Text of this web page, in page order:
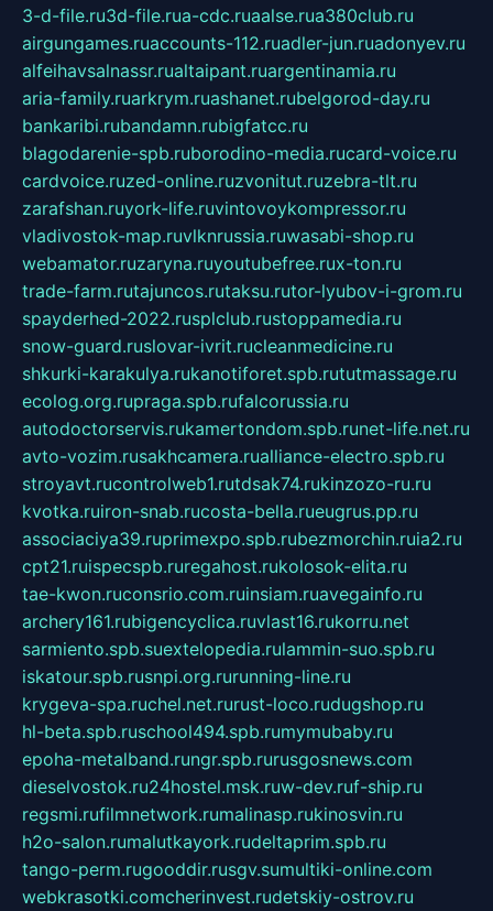
3-d-file.ru3d-file.rua-cdc.ruaalse.rua380club.ru
airgungames.ruaccounts-112.ruadler-jun.ruadonyev.ru
alfeihavsalnassr.rualtaipant.ruargentinamia.ru
aria-family.ruarkrym.ruashanet.rubelgorod-day.ru
bankaribi.rubandamn.rubigfatcc.ru
blagodarenie-spb.ruborodino-media.rucard-voice.ru
cardvoice.ruzed-online.ruzvonitut.ruzebra-tlt.ru
zarafshan.ruyork-life.ruvintovoykompressor.ru
vladivostok-map.ruvlknrussia.ruwasabi-shop.ru
webamator.ruzaryna.ruyoutubefree.rux-ton.ru
trade-farm.rutajuncos.rutaksu.rutor-lyubov-i-grom.ru
spayderhed-2022.rusplclub.rustoppamedia.ru
snow-guard.ruslovar-ivrit.rucleanmedicine.ru
shkurki-karakulya.rukanotiforet.spb.rututmassage.ru
ecolog.org.rupraga.spb.rufalcorussia.ru
autodoctorservis.rukamertondom.spb.runet-life.net.ru
avto-vozim.rusakhcamera.rualliance-electro.spb.ru
stroyavt.rucontrolweb1.rutdsak74.rukinzozo-ru.ru
kvotka.ruiron-snab.rucosta-bella.rueugrus.pp.ru
associaciya39.ruprimexpo.spb.rubezmorchin.ruia2.ru
cpt21.ruispecspb.ruregahost.rukolosok-elita.ru
tae-kwon.ruconsrio.com.ruinsiam.ruavegainfo.ru
archery161.rubigencyclica.ruvlast16.rukorru.net
sarmiento.spb.suextelopedia.rulammin-suo.spb.ru
iskatour.spb.rusnpi.org.rurunning-line.ru
krygeva-spa.ruchel.net.rurust-loco.rudugshop.ru
hl-beta.spb.ruschool494.spb.rumymubaby.ru
epoha-metalband.rungr.spb.rurusgosnews.com
dieselvostok.ru24hostel.msk.ruw-dev.ruf-ship.ru
regsmi.rufilmnetwork.rumalinasp.rukinosvin.ru
h2o-salon.rumalutkayork.rudeltaprim.spb.ru
tango-perm.rugooddir.rusgv.sumultiki-online.com
webkrasotki.comcherinvest.rudetskiy-ostrov.ru